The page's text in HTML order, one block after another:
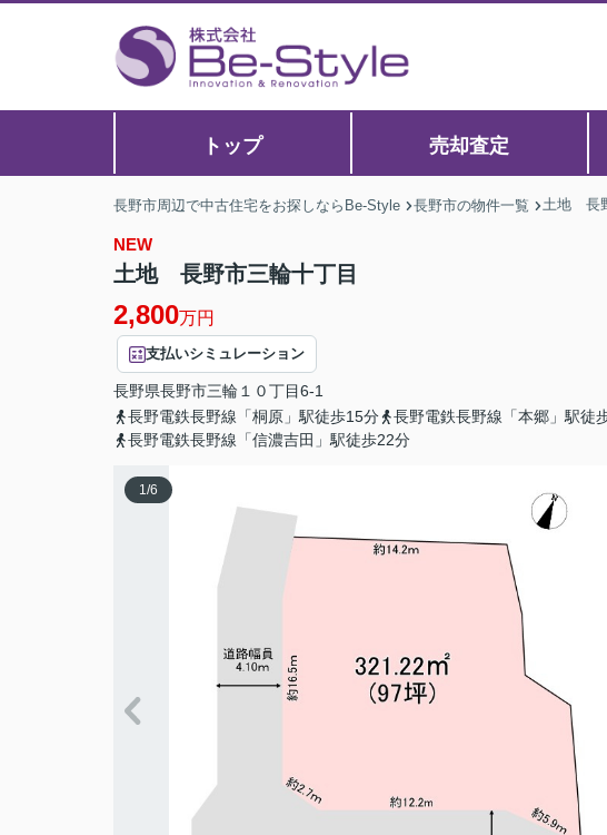
トップ 売却査定
長野市周辺で中古住宅をお探しならBe-Style 長野市の物件一覧 土地 長
NEW
土地 長野市三輪十丁目
2,800万円
支払いシミュレーション
長野県長野市三輪 １０丁目6-1
長野電鉄長野線「桐原」駅徒歩15分
長野電鉄長野線「本郷」駅徒
長野電鉄長野線「信濃吉田」駅徒歩22分
1/6